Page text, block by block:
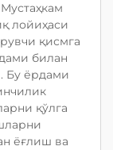
лойиҳаси
қисмга
билан
Бу ёрдами
қўлга
ёғлиш ва